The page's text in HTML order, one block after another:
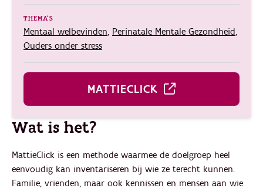
Wat is het?
MattieClick is een methode waarmee de doelgroep heel
eenvoudig kan inventariseren bij wie ze terecht kunnen.
Familie, vrienden, maar ook kennissen en mensen aan wie
THEMA'S
Mentaal welbevinden, Perinatale Mentale Gezondheid,
Ouders onder stress
MATTIECLICK